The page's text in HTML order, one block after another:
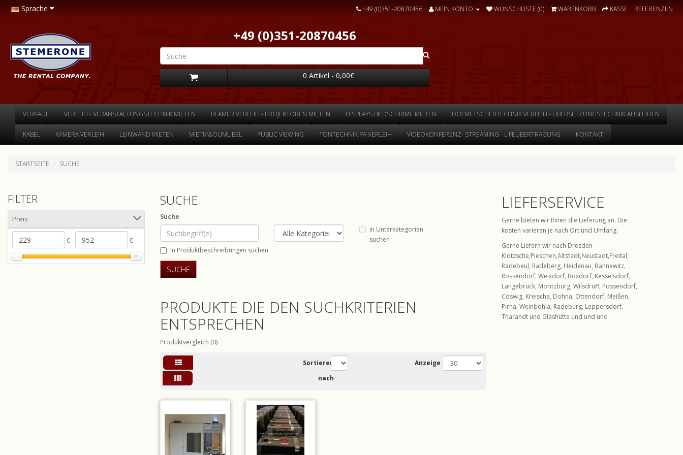
Sprache +49 (0)351-20870456 MEIN KONTO WUNSCHLISTE (0) WARENKORB KASSE REFERENZEN
+49 (0)351-20870456
0 Artikel - 0,00€
VERKAUF VERLEIH - VERANSTALTUNGSTECHNIK MIETEN BEAMER VERLEIH - PROJEKTOREN MIETEN DISPLAYS BILDSCHRIME MIETEN DOLMETSCHERTECHNIK VERLEIH - ÜBERSETZUNGSTECHNIK AUSLEIHEN
KABEL KAMERA VERLEIH LEINWAND MIETEN MIETM&OUML;BEL PUBLIC VIEWING TONTECHNIK PA VERLEIH VIDEOKONFERENZ- STREAMING - LIFEÜBERTRAGUNG KONTAKT
STARTSEITE SUCHE
FILTER
Preis
€ - €
SUCHE
Suche
In Unterkategorien
suchen
In Produktbeschreibungen suchen
PRODUKTE DIE DEN SUCHKRITERIEN
ENTSPRECHEN
Produktvergleich (0)
Sortieren
nach
Anzeige
LIEFERSERVICE
Gerne bieten wir Ihnen die Lieferung an. Die
kosten varieren je nach Ort und Umfang.
Gerne Liefern wir nach Dresden
Klotzsche,Pieschen,Altstadt,Neustadt,Freital,
Radebeul, Radeberg, Heidenau, Bannewitz,
Rossendorf, Weixdorf, Boxdorf, Kesselsdorf,
Langebrück, Moritzburg, Wilsdruff, Possendorf,
Coswig, Kreischa, Dohna, Ottendorf, Meißen,
Pirna, Weinböhla, Radeburg, Leppersdorf,
Tharandt und Glashütte und und und